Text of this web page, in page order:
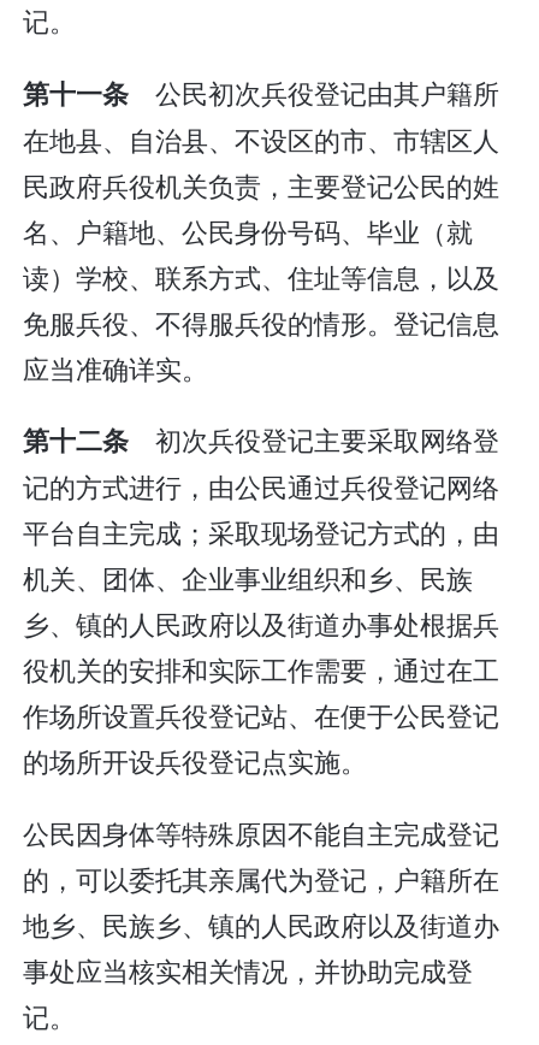
记。
第十一条公民初次兵役登记由其户籍所
在地县、自治县、不设区的市、市辖区人
民政府兵役机关负责，主要登记公民的姓
名、户籍地、公民身份号码、毕业（就
读）学校、联系方式、住址等信息，以及
免服兵役、不得服兵役的情形。登记信息
应当准确详实。
第十二条初次兵役登记主要采取网络登
记的方式进行，由公民通过兵役登记网络
平台自主完成；采取现场登记方式的，由
机关、团体、企业事业组织和乡、民族
乡、镇的人民政府以及街道办事处根据兵
役机关的安排和实际工作需要，通过在工
作场所设置兵役登记站、在便于公民登记
的场所开设兵役登记点实施。
公民因身体等特殊原因不能自主完成登记
的，可以委托其亲属代为登记，户籍所在
地乡、民族乡、镇的人民政府以及街道办
事处应当核实相关情况，并协助完成登
记。